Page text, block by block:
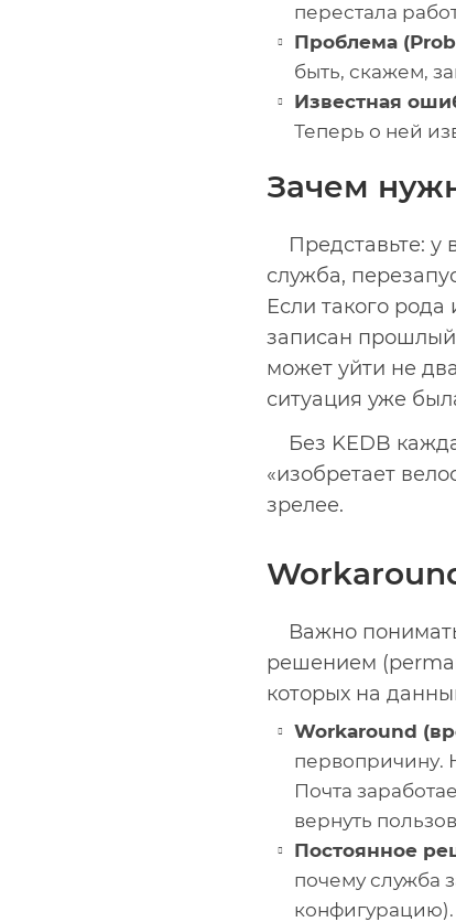
перестала
Проблема
быть, скажем,
Известная
Теперь о ней
Зачем
Представьте: у
служба,
Если такого
записан
может уйти не
ситуация уже
Без KEDB
«изобретает
зрелее.
Важно
решением
которых на
Workaround
первопричину.
Почта
вернуть
Постоянное
почему служба
конфигурацию).